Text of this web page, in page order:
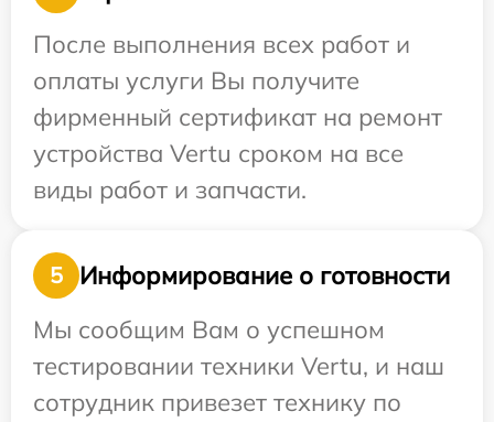
После выполнения всех работ и
оплаты услуги Вы получите
фирменный сертификат на ремонт
устройства Vertu сроком на все
виды работ и запчасти.
5
Информирование о готовности
Мы сообщим Вам о успешном
тестировании техники Vertu, и наш
сотрудник привезет технику по